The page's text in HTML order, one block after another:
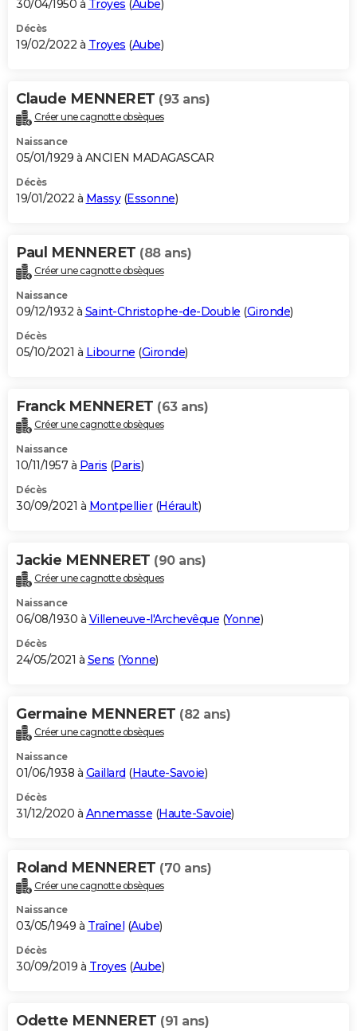
30/04/1950 à Troyes (Aube)
Décès
19/02/2022 à Troyes (Aube)
Claude MENNERET (93 ans)
Créer une cagnotte obsèques
Naissance
05/01/1929 à ANCIEN MADAGASCAR
Décès
19/01/2022 à Massy(Essonne)
Paul MENNERET (88 ans)
Créer une cagnotte obsèques
Naissance
09/12/1932 à Saint-Christophe-de-Double (Gironde)
Décès
05/10/2021 à Libourne (Gironde)
Franck MENNERET (63 ans)
Créer une cagnotte obsèques
Naissance
10/11/1957 à Paris (Paris)
Décès
30/09/2021 à Montpellier(Hérault)
Jackie MENNERET (90 ans)
Créer une cagnotte obsèques
Naissance
06/08/1930 à Villeneuve-l'Archevêque (Yonne)
Décès
24/05/2021 à Sens (Yonne)
Germaine MENNERET (82 ans)
Créer une cagnotte obsèques
Naissance
01/06/1938 à Gaillard (Haute-Savoie)
Décès
31/12/2020 à Annemasse (Haute-Savoie)
Roland MENNERET (70 ans)
Créer une cagnotte obsèques
Naissance
03/05/1949 à Traînel (Aube)
Décès
30/09/2019 à Troyes (Aube)
Odette MENNERET (91 ans)